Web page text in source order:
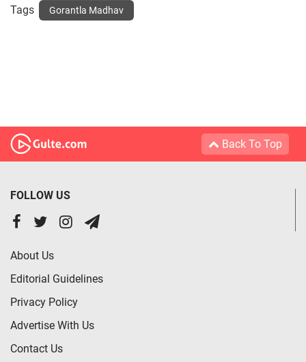
Tags Gorantla Madhav
Back To Top
FOLLOW US
About Us
Editorial Guidelines
Privacy Policy
Advertise With Us
Contact Us